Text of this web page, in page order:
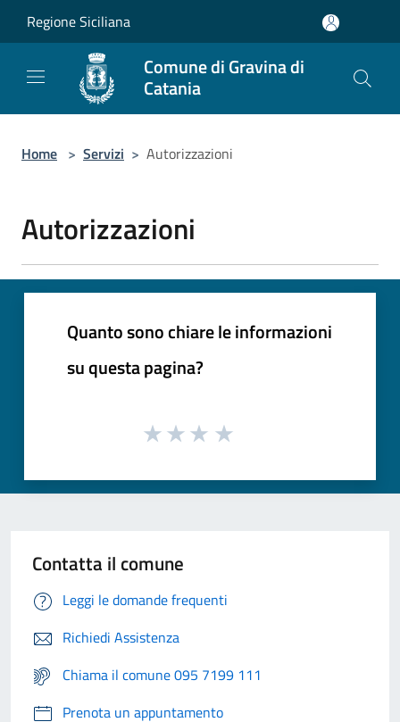
Regione Siciliana
Comune di Gravina di
Catania
Home > Servizi > Autorizzazioni
Autorizzazioni
Quanto sono chiare le informazioni
su questa pagina?
Contatta il comune
Leggi le domande frequenti
Richiedi Assistenza
Chiama il comune 095 7199 111
Prenota un appuntamento